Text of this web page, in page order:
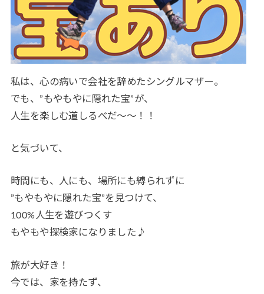
私は、心の病いで会社を辞めたシングルマザー。
でも、”もやもやに隠れた宝”が、
人生を楽しむ道しるべだ〜〜！！
と気づいて、
時間にも、人にも、場所にも縛られずに
”もやもやに隠れた宝”を見つけて、
100%人生を遊びつくす
もやもや探検家になりました♪
旅が大好き！
今では、家を持たず、